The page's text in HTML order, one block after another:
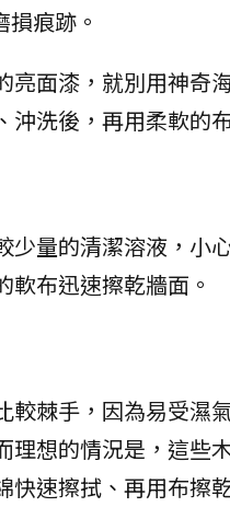
痕跡。
面漆，就別用神奇
洗後，再用柔軟的
量的清潔溶液，小
布迅速擦乾牆面。
較棘手，因為易受濕
理想的情況是，這
速擦拭、再用布擦